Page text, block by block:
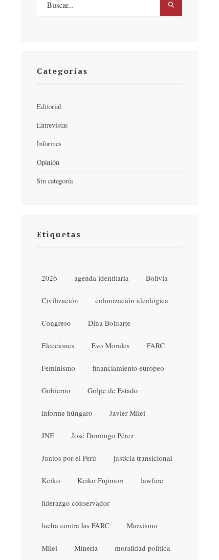
Categorías
Editorial
Entrevistas
Informes
Opinión
Sin categoría
Etiquetas
2026 agenda identitaria Bolivia
Civilización colonización ideológica
Congreso Dina Boluarte
Elecciones Evo Morales FARC
Feminismo financiamiento europeo
Gobierno Golpe de Estado
informe húngaro Javier Milei
JNE José Domingo Pérez
Juntos por el Perú justicia transicional
Keiko Keiko Fujimori lawfare
liderazgo conservador
lucha contra las FARC Marxismo
Milei Minería moralidad política